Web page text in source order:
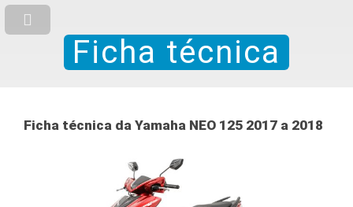
Ficha técnica
Ficha técnica da Yamaha NEO 125 2017 a 2018